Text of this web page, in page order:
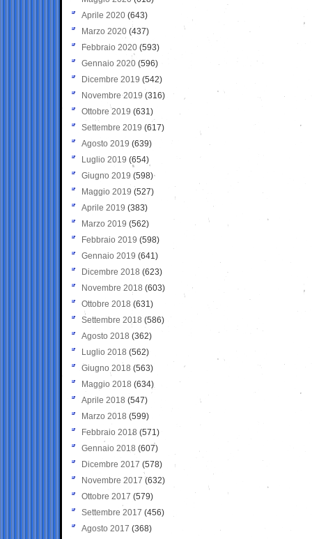
Aprile 2020 (643)
Marzo 2020 (437)
Febbraio 2020 (593)
Gennaio 2020 (596)
Dicembre 2019 (542)
Novembre 2019 (316)
Ottobre 2019 (631)
Settembre 2019 (617)
Agosto 2019 (639)
Luglio 2019 (654)
Giugno 2019 (598)
Maggio 2019 (527)
Aprile 2019 (383)
Marzo 2019 (562)
Febbraio 2019 (598)
Gennaio 2019 (641)
Dicembre 2018 (623)
Novembre 2018 (603)
Ottobre 2018 (631)
Settembre 2018 (586)
Agosto 2018 (362)
Luglio 2018 (562)
Giugno 2018 (563)
Maggio 2018 (634)
Aprile 2018 (547)
Marzo 2018 (599)
Febbraio 2018 (571)
Gennaio 2018 (607)
Dicembre 2017 (578)
Novembre 2017 (632)
Ottobre 2017 (579)
Settembre 2017 (456)
Agosto 2017 (368)